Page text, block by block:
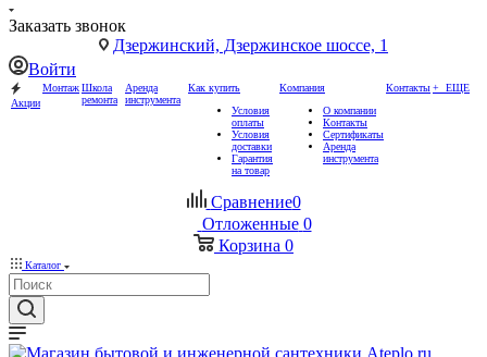
Заказать звонок
Дзержинский, Дзержинское шоссе, 1
Войти
Акции
МонтажШкола
ремонта
Аренда
инструмента
Как купить
Условия
оплаты
Условия
доставки
Гарантия
на товар
Компания
О компании
Контакты
Сертификаты
Аренда
инструмента
Контакты+ ЕЩЕ
Сравнение0
Отложенные 0
Корзина 0
Каталог